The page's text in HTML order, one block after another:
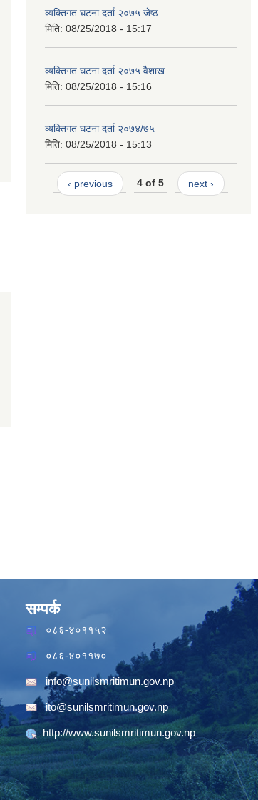
व्यक्तिगत घटना दर्ता २०७५ जेष्ठ
मिति: 08/25/2018 - 15:17
व्यक्तिगत घटना दर्ता २०७५ वैशाख
मिति: 08/25/2018 - 15:16
व्यक्तिगत घटना दर्ता २०७४/७५
मिति: 08/25/2018 - 15:13
‹ previous 4 of 5 next ›
सम्पर्क
०८६-४०११५२
०८६-४०११७०
info@sunilsmritimun.gov.np
ito@sunilsmritimun.gov.np
http://www.sunilsmritimun.gov.np